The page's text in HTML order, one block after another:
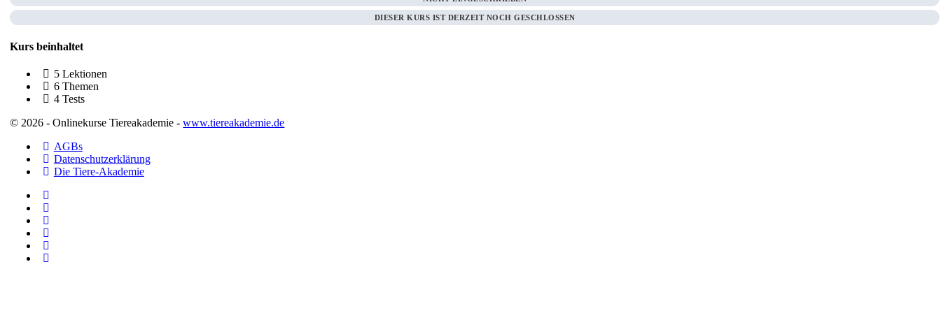
1.8.4 Gesundheitsvorsorge
1.8.5 Erste-Hilfe-Maßnahmen
DIESER KURS IST DERZEIT NOCH GESCHLOSSEN
Kurs beinhaltet
5 Lektionen
6 Themen
4 Tests
© 2026 - Onlinekurse Tiereakademie -www.tiereakademie.de
AGBs
Datenschutzerklärung
Die Tiere-Akademie